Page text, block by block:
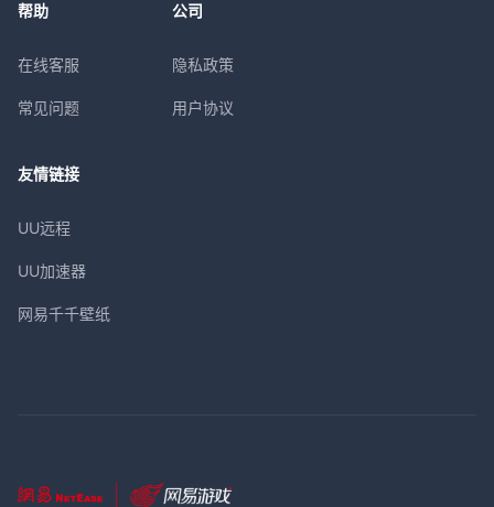
帮助
在线客服
常见问题
公司
隐私政策
用户协议
友情链接
UU远程
UU加速器
网易千千壁纸